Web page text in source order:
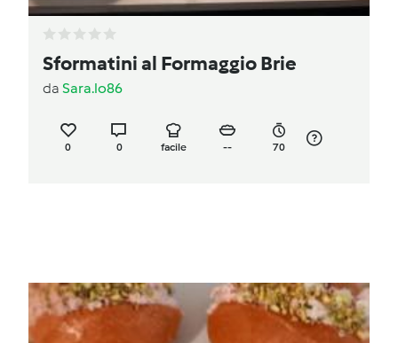
Sformatini al Formaggio Brie
da Sara.lo86
0 0 facile -- 70